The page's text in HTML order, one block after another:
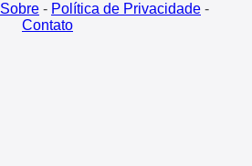
Sobre- Política de Privacidade-
Contato